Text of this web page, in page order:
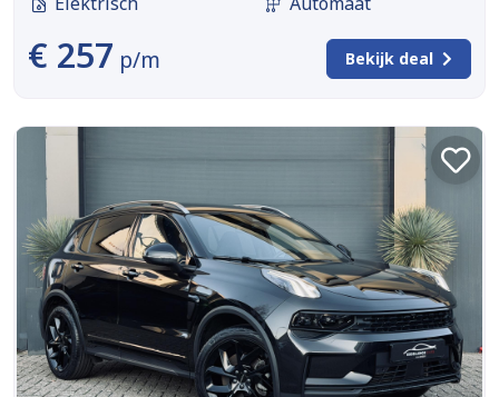
€ 257 p/m Bekijk deal